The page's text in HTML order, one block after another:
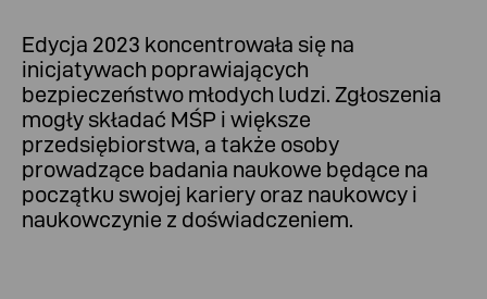
Edycja 2023 koncentrowała się na
inicjatywach poprawiających
bezpieczeństwo młodych ludzi. Zgłoszenia
mogły składać MŚP i większe
przedsiębiorstwa, a także osoby
prowadzące badania naukowe będące na
początku swojej kariery oraz naukowcy i
naukowczynie z doświadczeniem.